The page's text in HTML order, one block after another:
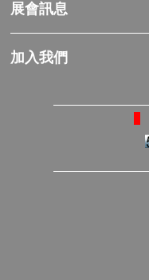
展會訊息
加入我們